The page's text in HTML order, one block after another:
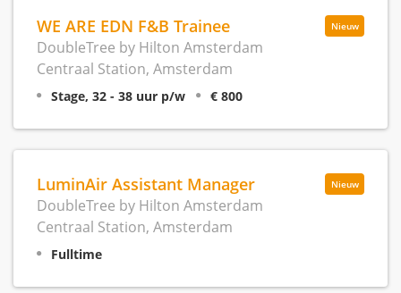
Nieuw
WE ARE EDN F&B Trainee
DoubleTree by Hilton Amsterdam
Centraal Station, Amsterdam
Stage, 32 - 38 uur p/w € 800
Nieuw
LuminAir Assistant Manager
DoubleTree by Hilton Amsterdam
Centraal Station, Amsterdam
Fulltime